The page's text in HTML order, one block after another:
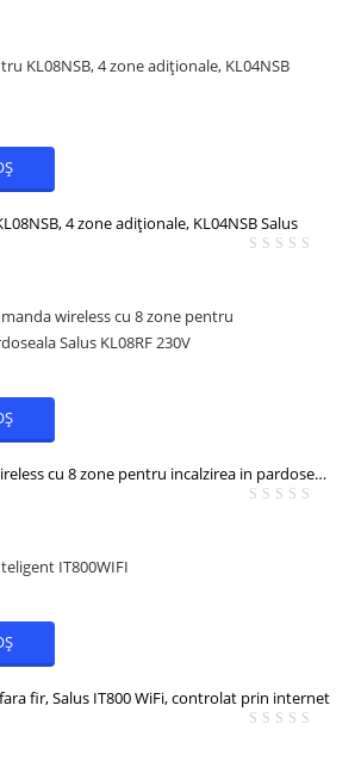
4 zone adiționale, KL04NSB Salus
Centru de comanda wireless cu 8 zone pentru incalzirea in pardoseala Salus KL08RF 230V
fir, Salus IT800 WiFi, controlat prin internet